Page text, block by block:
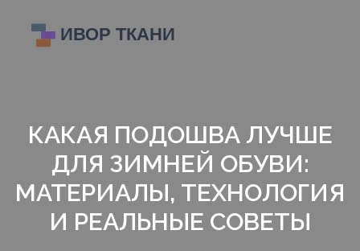
КАКАЯ ПОДОШВА ЛУЧШЕ
ДЛЯ ЗИМНЕЙ ОБУВИ:
МАТЕРИАЛЫ, ТЕХНОЛОГИЯ
И РЕАЛЬНЫЕ СОВЕТЫ